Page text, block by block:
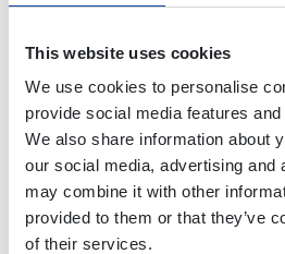
This website uses cookies
We use cookies to personalise
provide social media features
We also share information about
our social media, advertising and
may combine it with other
provided to them or that they’ve
of their services.
machen.
bestuhlt, mit Platzanweisung
Einlass: 18.30 Uhr
Beginn: 20.00 Uhr